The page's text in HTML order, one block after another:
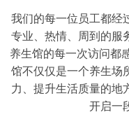
我们的每一位员工都经
专业、热情、周到的服
养生馆的每一次访问都
馆不仅仅是一个养生场
力、提升生活质量的地
开启一